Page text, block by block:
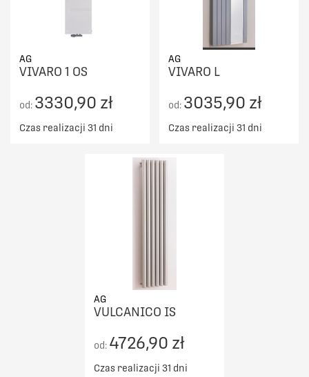
AG
VIVARO 1 OS
od: 3330,90 zł
Czas realizacji 31 dni
AG
VIVARO L
od: 3035,90 zł
Czas realizacji 31 dni
AG
VULCANICO IS
od: 4726,90 zł
Czas realizacji 31 dni